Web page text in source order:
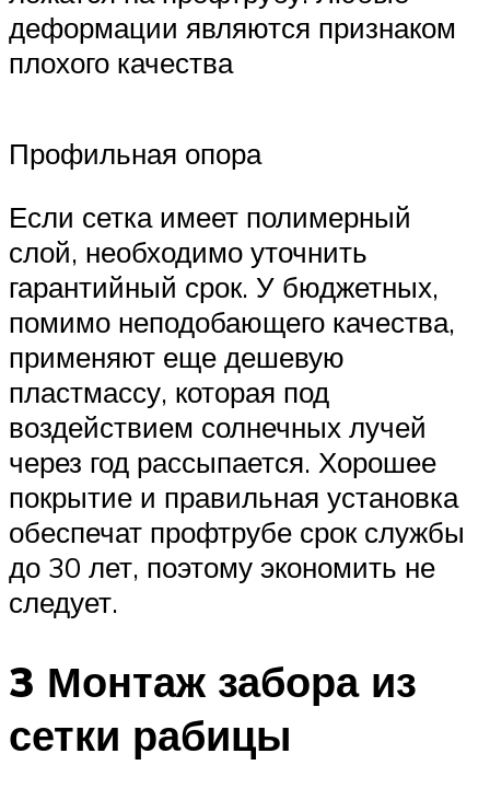
деформации являются признаком
плохого качества
Профильная опора
Если сетка имеет полимерный
слой, необходимо уточнить
гарантийный срок. У бюджетных,
помимо неподобающего качества,
применяют еще дешевую
пластмассу, которая под
воздействием солнечных лучей
через год рассыпается. Хорошее
покрытие и правильная установка
обеспечат профтрубе срок службы
до 30 лет, поэтому экономить не
следует.
3 Монтаж забора из
сетки рабицы